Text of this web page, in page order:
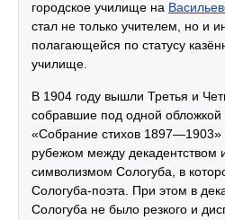
городское училище на
стал не только учителем, но и
полагающейся по статусу
училище.
В 1904 году вышли Третья и
собравшие под одной обложкой
«Собрание стихов 1897—1903»
рубежом между
символизмом Сологуба, в
Сологуба-поэта. При этом в
Сологуба не было резкого и